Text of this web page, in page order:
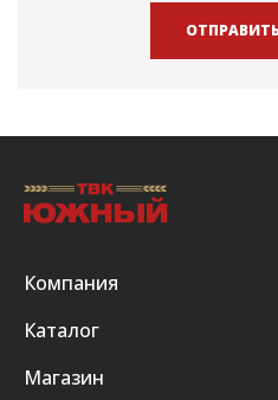
Компания
Каталог
Магазин